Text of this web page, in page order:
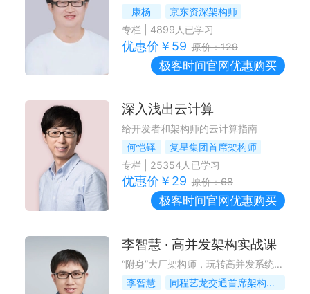
康杨
京东资深架构师
专栏
4899 人已学习
优惠价￥ 59 原价：129
极客时间官网优惠购买
深入浅出云计算
给开发者和架构师的云计算指南
何恺铎
复星集团首席架构师
专栏
25354人已学习
优惠价￥ 29 原价：68
极客时间官网优惠购买
李智慧 · 高并发架构实战课
“附身”大厂架构师，玩转高并发系统设计
李智慧
同程艺龙交通首席架构师，前Intel大数据架构师，《大型网站技术架构》作者